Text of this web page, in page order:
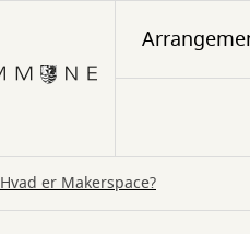
Hvad er Makerspace?